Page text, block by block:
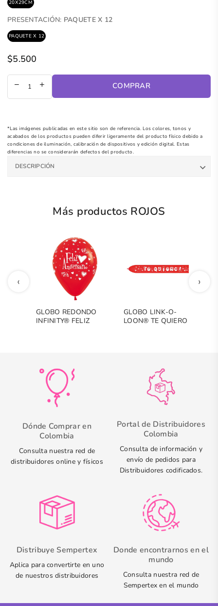
20X29CM
PRESENTACIÓN: PAQUETE X 12
PAQUETE X 12
Precio
regular
$5.500
COMPRAR
*Las imágenes publicadas en este sitio son de referencia. Los colores, tonos y
acabados de los productos pueden diferir ligeramente del producto físico debido a
condiciones de iluminación, calibración de dispositivos y edición digital. Estas
diferencias no se considerarán defectos del producto.
DESCRIPCIÓN
Más productos ROJOS
‹
GLOBO REDONDO
INFINITY® FELIZ
GLOBO LINK-O-
LOON® TE QUIERO
›
Dónde Comprar en
Colombia
Consulta nuestra red de
distribuidores online y físicos
Portal de Distribuidores
Colombia
Consulta de información y
envío de pedidos para
Distribuidores codificados.
Distribuye Sempertex
Aplica para convertirte en uno
de nuestros distribuidores
Donde encontrarnos en el
mundo
Consulta nuestra red de
Sempertex en el mundo